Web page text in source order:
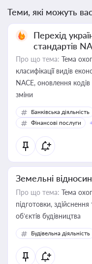
Теми, які можуть
Перехід
стандартів
Про що тема: Тема
класифікації видів
NACE, оновлення
зміни
Банківська діяльність
Фінансові послуги
Земельні
Про що тема: Тема
підготовки,
об’єктів будівництва
Будівельна діяльність